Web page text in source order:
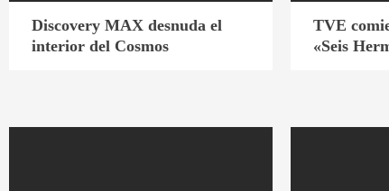
Discovery MAX desnuda el
interior del Cosmos
TVE
«Seis